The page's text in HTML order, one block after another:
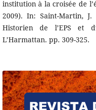
institution à la croisée de
2009). In: Saint-Martin,
Historien de l’EPS et
L’Harmattan. pp. 309-325.